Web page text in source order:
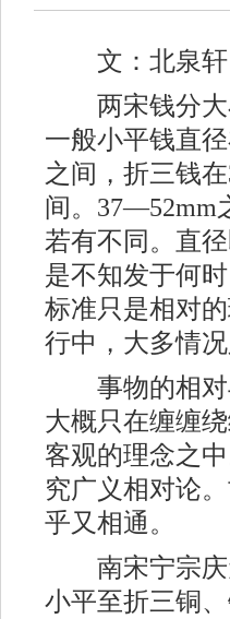
文：北泉轩
两宋钱分大
一般小平钱直
之间，折三钱
间。37—52mm
若有不同。直
是不知发于何
标准只是相对
行中，大多情
事物的相对
大概只在缠缠
客观的理念之
究广义相对论
乎又相通。
南宋宁宗庆
小平至折三铜